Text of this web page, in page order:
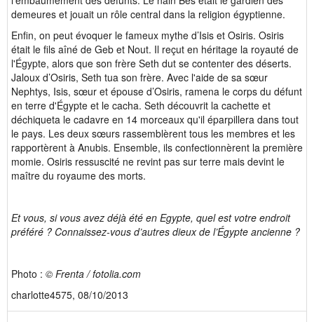
demeures et jouait un rôle central dans la religion égyptienne.
Enfin, on peut évoquer le fameux mythe d’Isis et Osiris. Osiris
était le fils aîné de Geb et Nout. Il reçut en héritage la royauté de
l'Égypte, alors que son frère Seth dut se contenter des déserts.
Jaloux d’Osiris, Seth tua son frère. Avec l'aide de sa sœur
Nephtys, Isis, sœur et épouse d’Osiris, ramena le corps du défunt
en terre d'Égypte et le cacha. Seth découvrit la cachette et
déchiqueta le cadavre en 14 morceaux qu'il éparpillera dans tout
le pays. Les deux sœurs rassemblèrent tous les membres et les
rapportèrent à Anubis. Ensemble, ils confectionnèrent la première
momie. Osiris ressuscité ne revint pas sur terre mais devint le
maître du royaume des morts.
Et vous, si vous avez déjà été en Egypte, quel est votre endroit
préféré ? Connaissez-vous d’autres dieux de l’Égypte ancienne ?
Photo : © Frenta / fotolia.com
charlotte4575, 08/10/2013